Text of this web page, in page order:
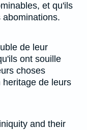
et qu'ils
de leur
ont souille
choses
de leurs
and their